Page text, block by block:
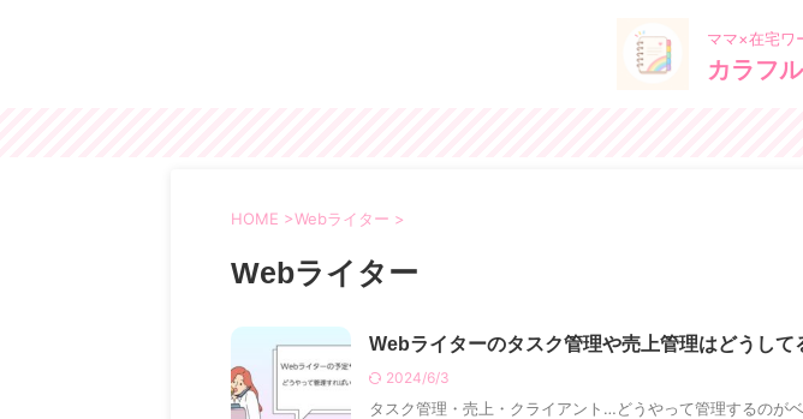
ママ×在宅ワ
カラフ
HOME >Webライター >
Webライター
Webライターのタスク管理や売上管理はどうして
2024/6/3
タスク管理・売上・クライアント…どうやって管理するのが